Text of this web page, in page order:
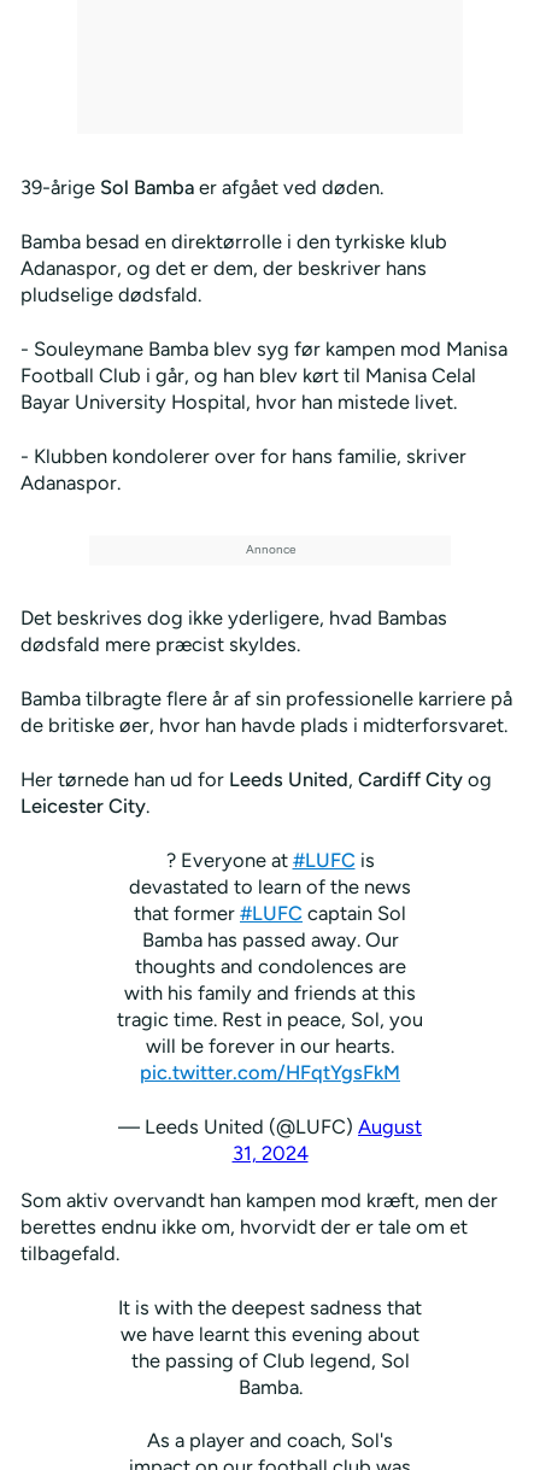
39-årige Sol Bamba er afgået ved døden.
Bamba besad en direktørrolle i den tyrkiske klub
Adanaspor, og det er dem, der beskriver hans
pludselige dødsfald.
- Souleymane Bamba blev syg før kampen mod Manisa
Football Club i går, og han blev kørt til Manisa Celal
Bayar University Hospital, hvor han mistede livet.
- Klubben kondolerer over for hans familie, skriver
Adanaspor.
Det beskrives dog ikke yderligere, hvad Bambas
dødsfald mere præcist skyldes.
Bamba tilbragte flere år af sin professionelle karriere på
de britiske øer, hvor han havde plads i midterforsvaret.
Her tørnede han ud for Leeds United, Cardiff Cityog
Leicester City.
? Everyone at #LUFC is
devastated to learn of the news
that former #LUFC captain Sol
Bamba has passed away. Our
thoughts and condolences are
with his family and friends at this
tragic time. Rest in peace, Sol, you
will be forever in our hearts.
pic.twitter.com/HFqtYgsFkM
— Leeds United (@LUFC) August
31, 2024
Som aktiv overvandt han kampen mod kræft, men der
berettes endnu ikke om, hvorvidt der er tale om et
tilbagefald.
It is with the deepest sadness that
we have learnt this evening about
the passing of Club legend, Sol
Bamba.
As a player and coach, Sol's